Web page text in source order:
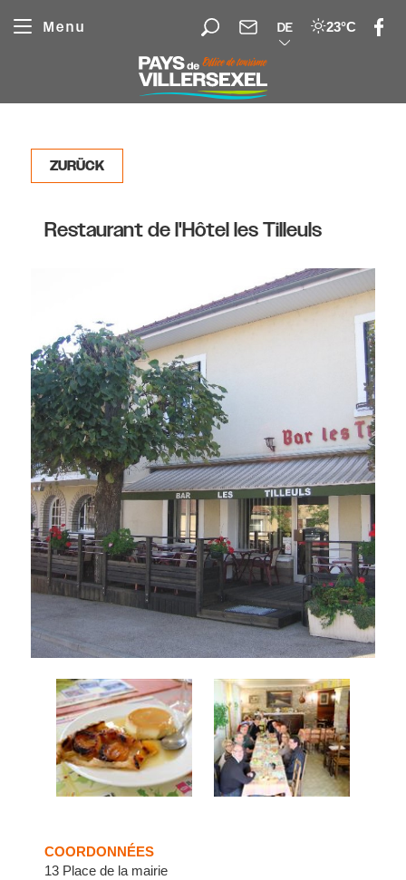
Menu DE 23°C
ZURÜCK
Restaurant de l'Hôtel les Tilleuls
COORDONNÉES
13 Place de la mairie